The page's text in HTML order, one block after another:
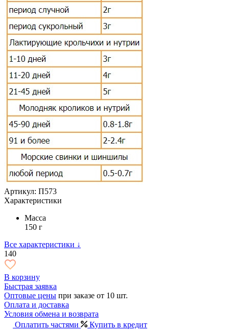
Артикул: П573
Характеристики
Масса
150 г
Все характеристики ↓
140
В корзину
Быстрая заявка
Оптовые цены при заказе от 10 шт.
Оплата и доставка
Условия обмена и возврата
Оплатить частями
Купить в кредит